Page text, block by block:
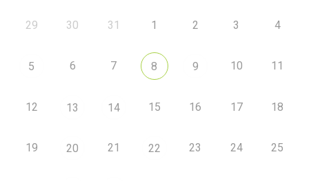
29 30 31 1 2 3 4
5 6 7 8 9 10 11
12 13 14 15 16 17 18
19 20 21 22 23 24 25